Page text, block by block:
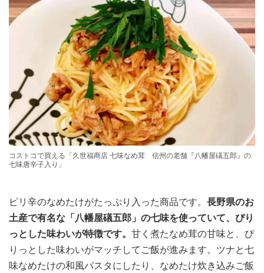
コストコで買える「久世福商店 七味なめ茸 信州の老舗『八幡屋礒五郎』の
七味唐辛子入り」
ピリ辛のなめたけがたっぷり入った商品です。 長野県のお
土産で有名な「八幡屋礒五郎」の七味を使っていて、ぴり
っとした味わいが特徴です。 甘く煮たなめ茸の甘味と、ぴ
りっとした味わいがマッチしてご飯が進みます。ツナと七
味なめたけの和風パスタにしたり、なめたけ炊き込みご飯